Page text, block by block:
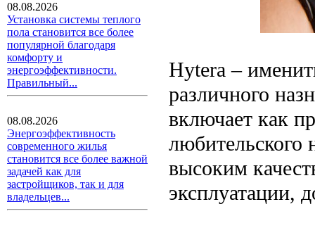
08.08.2026
Установка системы теплого
пола становится все более
популярной благодаря
комфорту и
энергоэффективности.
Правильный...
08.08.2026
Энергоэффективность
современного жилья
становится все более важной
задачей как для
застройщиков, так и для
владельцев...
Hytera –
различного
включает как
любительского
высоким
эксплуатации,